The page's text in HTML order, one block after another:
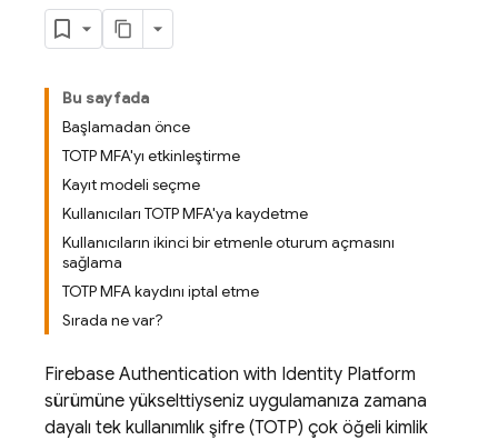
Bu sayfada
Başlamadan önce
TOTP MFA'yı etkinleştirme
Kayıt modeli seçme
Kullanıcıları TOTP MFA'ya kaydetme
Kullanıcıların ikinci bir etmenle oturum açmasını
sağlama
TOTP MFA kaydını iptal etme
Sırada ne var?
Firebase Authentication with Identity Platform
sürümüne yükselttiyseniz uygulamanıza zamana
dayalı tek kullanımlık şifre (TOTP) çok öğeli kimlik